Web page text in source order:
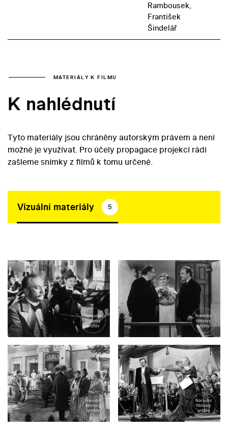
Rambousek,
František
Šindelář
MATERIÁLY K FILMU
K nahlédnutí
Tyto materiály jsou chráněny autorským právem a není
možné je využívat. Pro účely propagace projekcí rádi
zašleme snímky z filmů k tomu určené.
Vizuální materiály 5